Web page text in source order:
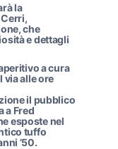
la
che
e dettagli
a cura
via alle ore
il pubblico
a Fred
esposte nel
tuffo
’50.